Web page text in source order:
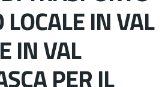
LOCALE IN VAL
IN VAL
PER IL